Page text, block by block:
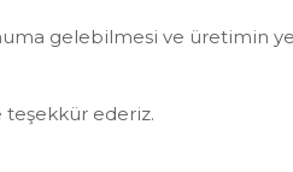
gelebilmesi ve üretimin
teşekkür ederiz.